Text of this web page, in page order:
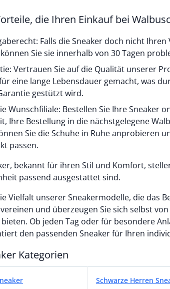
die Ihren Einkauf bei
Falls die Sneaker doch nicht
Sie sie innerhalb von 30 Tagen
Vertrauen Sie auf die Qualität unserer
eine lange Lebensdauer gemacht, was
gestützt wird.
Wunschfiliale: Bestellen Sie Ihre Sneaker
Ihre Bestellung in die nächstgelegene
Sie die Schuhe in Ruhe anprobieren
passen.
bekannt für ihren Stil und Komfort,
passend ausgestattet sind.
Vielfalt unserer Sneakermodelle, die das
und überzeugen Sie sich selbst
Ob jeden Tag oder für besondere
den passenden Sneaker für Ihren
Kategorien
Schwarze Herren